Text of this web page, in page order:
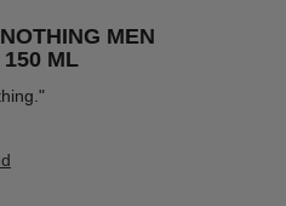
MEN
150 ML